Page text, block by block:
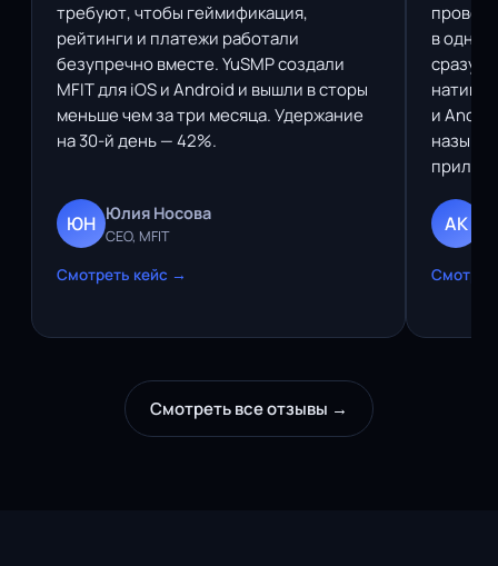
требуют, чтобы геймификация,
рейтинги и платежи работали
безупречно вместе. YuSMP создали
MFIT для iOS и Android и вышли в сторы
меньше чем за три месяца. Удержание
на 30-й день — 42%.
ЮН Юлия Носова
CEO, MFIT
Смотреть кейс →
в
сразу
и
АК
Смотреть все отзывы →